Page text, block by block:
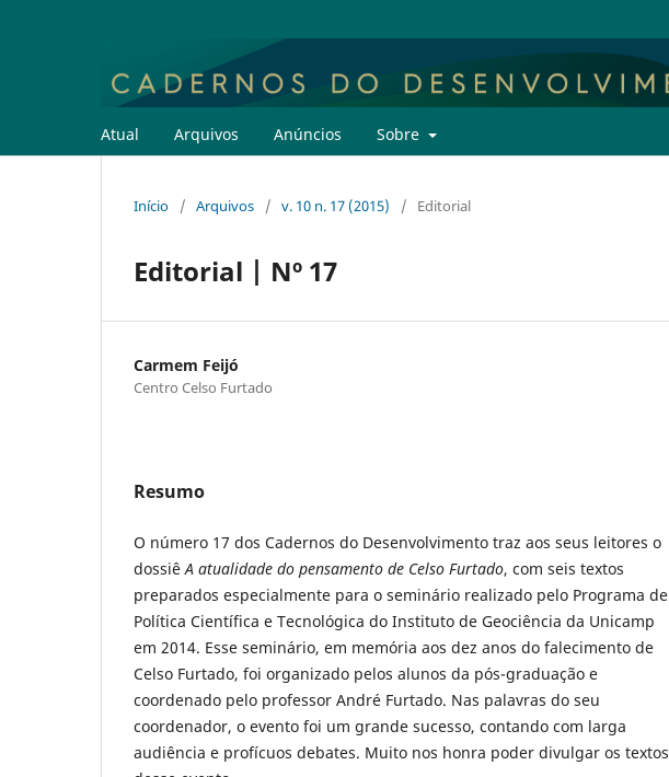
Atual Arquivos Anúncios Sobre
Início / Arquivos / v. 10 n. 17 (2015) / Editorial
Editorial | Nº 17
Carmem Feijó
Centro Celso Furtado
Resumo
O número 17 dos Cadernos do Desenvolvimento traz aos seus leitores o
dossiêA atualidade do pensamento de Celso Furtado, com seis textos
preparados especialmente para o seminário realizado pelo Programa de
Política Científica e Tecnológica do Instituto de Geociência da Unicamp
em 2014. Esse seminário, em memória aos dez anos do falecimento de
Celso Furtado, foi organizado pelos alunos da pós-graduação e
coordenado pelo professor André Furtado. Nas palavras do seu
coordenador, o evento foi um grande sucesso, contando com larga
audiência e profícuos debates. Muito nos honra poder divulgar os textos